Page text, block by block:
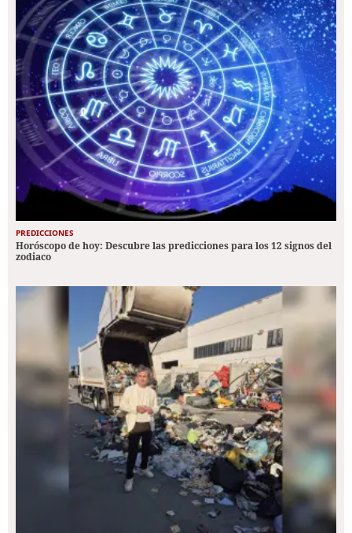
PREDICCIONES
Horóscopo de hoy: Descubre las predicciones para los 12 signos del
zodiaco